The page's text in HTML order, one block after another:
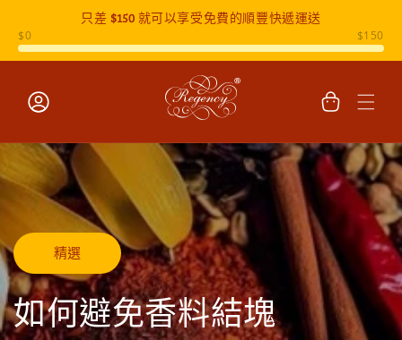
只差 $150就可以享受免費的順豐快遞運送
登
物
精選
如何避免香料結塊